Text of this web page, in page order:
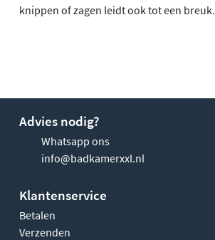
knippen of zagen leidt ook tot een breuk.
Advies nodig?
Whatsapp ons
info@badkamerxxl.nl
Klantenservice
Betalen
Verzenden